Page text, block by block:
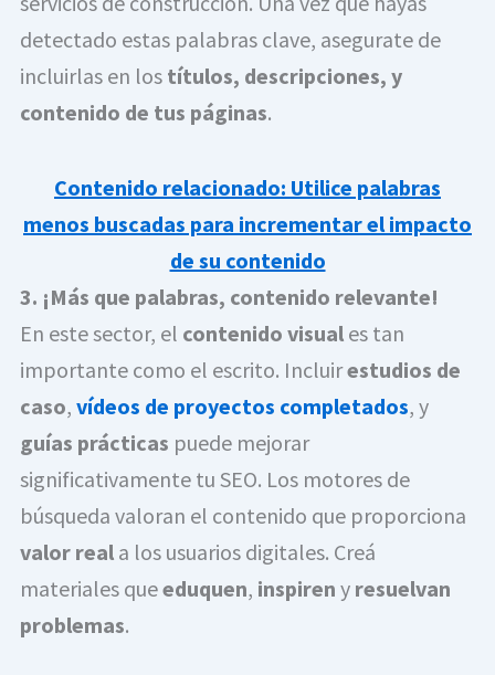
detectado estas palabras clave, asegurate de
incluirlas en los títulos, descripciones, y
contenido de tus páginas.
Contenido relacionado: Utilice palabras
menos buscadas para incrementar el impacto
de su contenido
3. ¡Más que palabras, contenido relevante!
En este sector, el contenido visuales tan
importante como el escrito. Incluirestudios de
caso, vídeos de proyectos completados, y
guías prácticas puede mejorar
significativamente tu SEO. Los motores de
búsqueda valoran el contenido que proporciona
valor reala los usuarios digitales. Creá
materiales queeduquen, inspiren y resuelvan
problemas.